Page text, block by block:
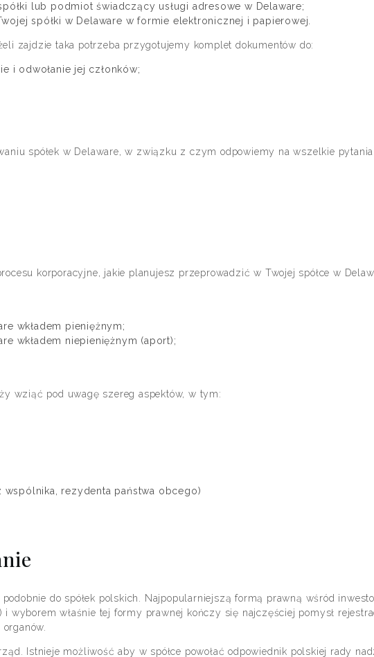
lub podmiot świadczący usługi adresowe w Delaware;
spółki w Delaware w formie elektronicznej i papierowej.
zajdzie taka potrzeba przygotujemy komplet dokumentów do:
i odwołanie jej członków;
spółek w Delaware, w związku z czym odpowiemy na wszelkie pytania
korporacyjne, jakie planujesz przeprowadzić w Twojej spółce w
wkładem pieniężnym;
wkładem niepieniężnym (aport);
wziąć pod uwagę szereg aspektów, w tym:
rezydenta państwa obcego)
do spółek polskich. Najpopularniejszą formą prawną wśród
wyborem właśnie tej formy prawnej kończy się najczęściej pomysł
Istnieje możliwość aby w spółce powołać odpowiednik polskiej rady